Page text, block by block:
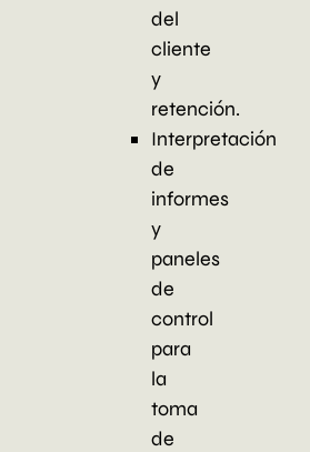
del
cliente
y
retención.
Interpretación
de
informes
y
paneles
de
control
para
la
toma
de